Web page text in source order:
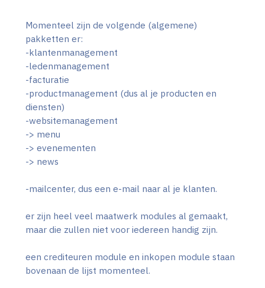
Momenteel zijn de volgende (algemene)
pakketten er:
-klantenmanagement
-ledenmanagement
-facturatie
-productmanagement (dus al je producten en
diensten)
-websitemanagement
-> menu
-> evenementen
-> news
-mailcenter, dus een e-mail naar al je klanten.
er zijn heel veel maatwerk modules al gemaakt,
maar die zullen niet voor iedereen handig zijn.
een crediteuren module en inkopen module staan
bovenaan de lijst momenteel.